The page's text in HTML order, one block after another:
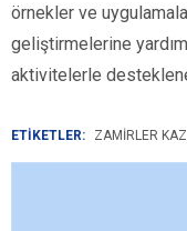
örnekler ve
geliştirmelerine
aktivitelerle
ETİKETLER: ZAMIRLER